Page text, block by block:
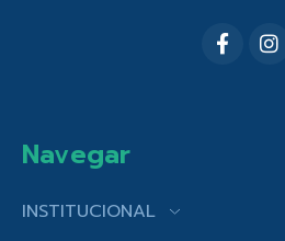
Navegar
INSTITUCIONAL